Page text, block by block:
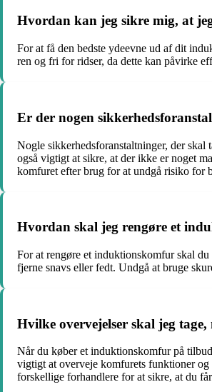
Hvordan kan jeg sikre mig, at
For at få den bedste ydeevne ud af dit
ren og fri for ridser, da dette kan påvirke
Er der nogen
Nogle sikkerhedsforanstaltninger, der skal
også vigtigt at sikre, at der ikke er noget
komfuret efter brug for at undgå risiko for
Hvordan skal jeg rengøre et
For at rengøre et induktionskomfur skal
fjerne snavs eller fedt. Undgå at bruge
Hvilke overvejelser skal jeg
Når du køber et induktionskomfur på
vigtigt at overveje komfurets funktioner
forskellige forhandlere for at sikre, at du